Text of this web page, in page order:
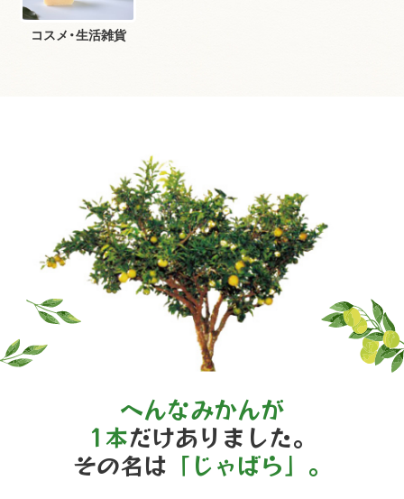
コスメ・生活雑貨
へんなみかんが
1本だけありました。
その名は 「じゃばら」。